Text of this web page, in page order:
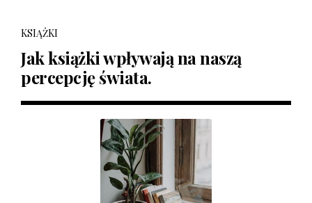
KSIĄŻKI
Jak książki wpływają na naszą
percepcję świata.